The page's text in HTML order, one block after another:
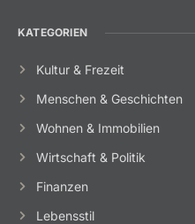
KATEGORIEN
Kultur & Frezeit
Menschen & Geschichten
Wohnen & Immobilien
Wirtschaft & Politik
Finanzen
Lebensstil